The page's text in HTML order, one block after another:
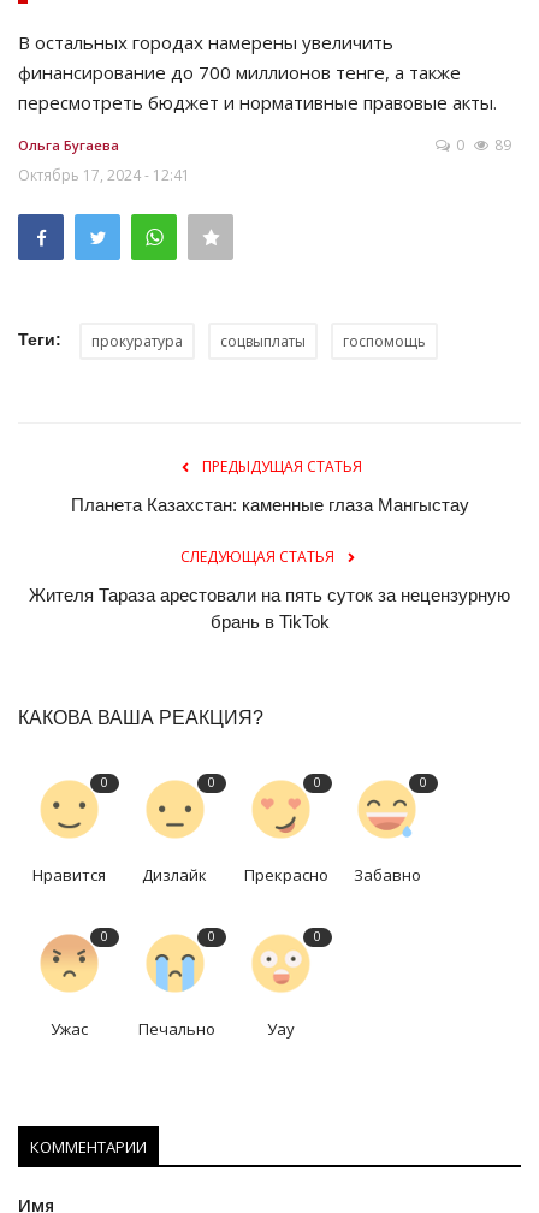
В остальных городах намерены увеличить
финансирование до 700 миллионов тенге, а также
пересмотреть бюджет и нормативные правовые акты.
Ольга Бугаева
Октябрь 17, 2024 - 12:41
0 89
Теги: прокуратура соцвыплаты госпомощь
ПРЕДЫДУЩАЯ СТАТЬЯ
Планета Казахстан: каменные глаза Мангыстау
СЛЕДУЮЩАЯ СТАТЬЯ
Жителя Тараза арестовали на пять суток за нецензурную
брань в TikTok
КАКОВА ВАША РЕАКЦИЯ?
0
Нравится
0
Дизлайк
0
Прекрасно
0
Забавно
0
Ужас
0
Печально
0
Уау
КОММЕНТАРИИ
Имя